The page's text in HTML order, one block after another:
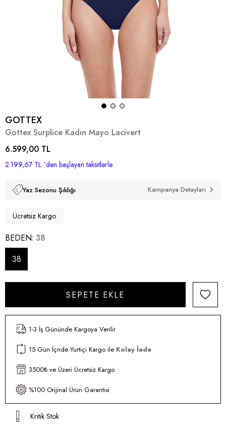
GOTTEX
Gottex Surplice Kadın Mayo Lacivert
6.599,00 TL
2.199,67 TL `den başlayan taksitlerle
Yaz Sezonu Şıklığı Kampanya Detayları
Ücretsiz Kargo
BEDEN 38
38
1-3 İş Gününde Kargoya Verilir
15 Gün İçnde Yurtiçi Kargo ile Kolay İade
3500₺ ve Üzeri Ücretsiz Kargo
%100 Orijinal Ürün Garantisi
Kritik Stok